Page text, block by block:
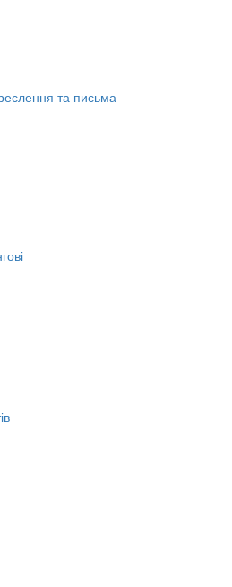
та письма